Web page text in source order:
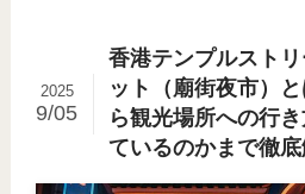
香港テンプルスト
ット（廟街夜市）
ら観光場所への行
ているのかまで徹
2025
9/05